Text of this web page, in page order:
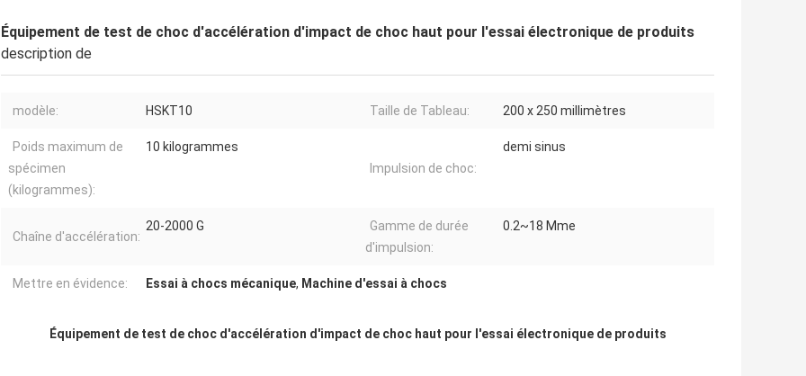
Équipement de test de choc d'accélération d'impact de choc haut pour l'essai électronique de produits
description de
modèle: HSKT10 Taille de Tableau: 200 x 250 millimètres
Poids maximum de
spécimen
(kilogrammes):
10 kilogrammes
Impulsion de choc:
demi sinus
Chaîne d'accélération:
20-2000 G
Gamme de durée
d'impulsion:
0.2~18 Mme
Mettre en évidence: Essai à chocs mécanique, Machine d'essai à chocs
Équipement de test de choc d'accélération d'impact de choc haut pour l'essai électronique de produits